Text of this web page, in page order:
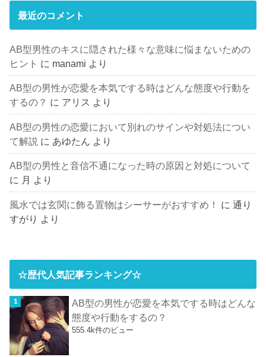
最近のコメント
AB型男性のキスに隠された様々な意味に悩まないための
ヒント に manami より
AB型の男性が恋愛を本気でする時はどんな態度や行動を
するの？ に アリス より
AB型の男性の恋愛において別れのサインや対処法につい
て解説 に あゆたん より
AB型の男性と音信不通になった時の原因と対処について
に 月 より
風水では玄関に飾る置物はシーサーがおすすめ！ に通り
すがり より
☆歴代人気記事ランキング☆
AB型の男性が恋愛を本気でする時はどんな
態度や行動をするの？
555.4k件のビュー